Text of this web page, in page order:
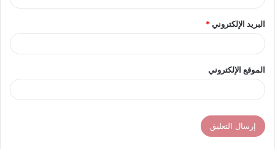
البريد الإلكتروني*
الموقع الإلكتروني